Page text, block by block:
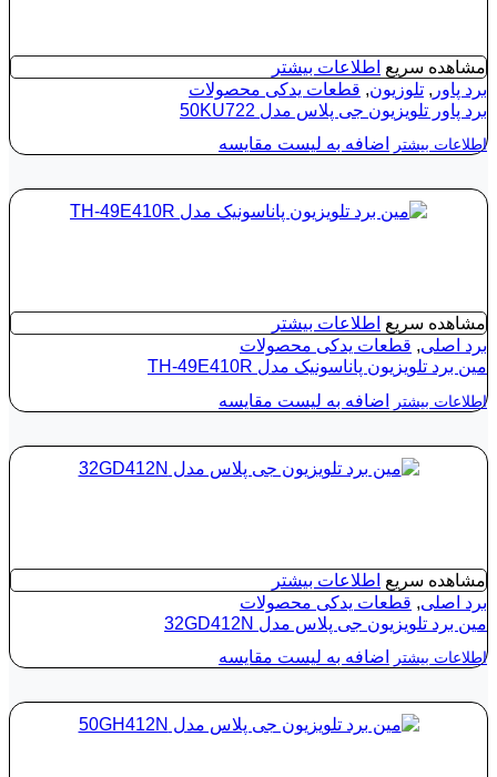
مشاهده سریع اطلاعات بیشتر
برد پاور , تلوزیون, قطعات یدکی محصولات
برد پاور تلویزیون جی پلاس مدل 50KU722
اطلاعات بیشتر اضافه به لیست مقایسه
مشاهده سریع اطلاعات بیشتر
برد اصلی, قطعات یدکی محصولات
مین برد تلویزیون پاناسونیک مدل TH-49E410R
اطلاعات بیشتر اضافه به لیست مقایسه
مشاهده سریع اطلاعات بیشتر
برد اصلی, قطعات یدکی محصولات
مین برد تلویزیون جی پلاس مدل 32GD412N
اطلاعات بیشتر اضافه به لیست مقایسه